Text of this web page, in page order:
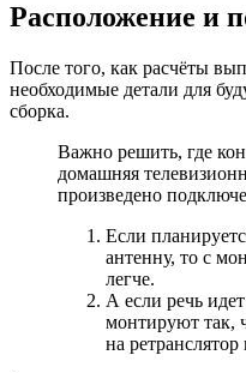
Расположение и
После того, как расчёты
необходимые детали для
сборка.
Важно решить, где
домашняя
произведено
Если
антенну, то с
легче.
А если речь
монтируют так,
на